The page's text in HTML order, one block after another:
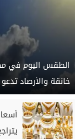
الطقس اليوم في
خانقة والأرصاد